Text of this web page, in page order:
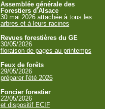
Assemblée générale des
Forestiers d'Alsace
30 mai 2026 attachée à tous les
arbres et à leurs racines
Revues forestières du GE
30/05/2026
floraison de pages au printemps
Feux de forêts
29/05/2026
préparer l'été 2026
Foncier forestier
22/05/2026
et dispositif ECIF